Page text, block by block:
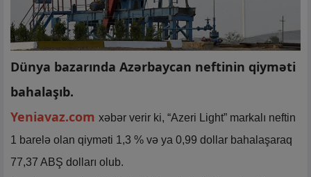
Dünya bazarında Azərbaycan neftinin qiyməti
bahalaşıb.
Yeniavaz.com xəbər verir ki, “Azeri Light” markalı neftin
1 barelə olan qiyməti 1,3 % və ya 0,99 dollar bahalaşaraq
77,37 ABŞ dolları olub.